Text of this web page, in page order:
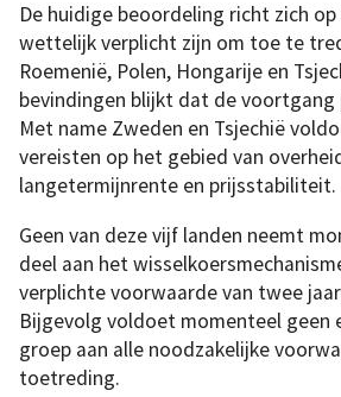
De huidige beoordeling richt zich
wettelijk verplicht zijn om toe te
Roemenië, Polen, Hongarije en
bevindingen blijkt dat de voortgang
Met name Zweden en Tsjechië
vereisten op het gebied van
langetermijnrente en prijsstabiliteit.
Geen van deze vijf landen neemt
deel aan het
verplichte voorwaarde van twee
Bijgevolg voldoet momenteel geen
groep aan alle noodzakelijke
toetreding.